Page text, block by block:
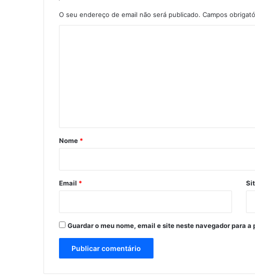
O seu endereço de email não será publicado. Campos
r
*
Nome *
Email *
Guardar o meu nome, email e site neste navegador para a